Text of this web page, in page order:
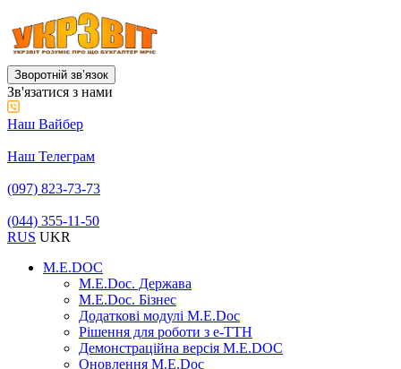
Зворотній звʼязок
Зв'язатися з нами
Наш Вайбер
Наш Телеграм
(097) 823-73-73
(044) 355-11-50
RUS UKR
M.E.DOC
M.E.Doc. Держава
M.E.Doc. Бізнес
Додаткові модулі M.E.Doc
Рішення для роботи з е-ТТН
Демонстраційна версія M.E.DOC
Оновлення M.E.Doc